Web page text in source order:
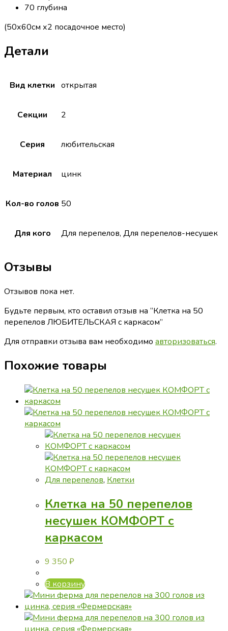
70 глубина
(50х60см х2 посадочное место)
Детали
Вид клетки открытая
Секции 2
Серия любительская
Материал цинк
Кол-во голов 50
Для кого Для перепелов, Для перепелов-несушек
Отзывы
Отзывов пока нет.
Будьте первым, кто оставил отзыв на “Клетка на 50
перепелов ЛЮБИТЕЛЬСКАЯ с каркасом”
Для отправки отзыва вам необходимо авторизоваться.
Похожие товары
Для перепелов, Клетки
Клетка на 50 перепелов
несушек КОМФОРТ с
каркасом
9 350 ₽
В корзину